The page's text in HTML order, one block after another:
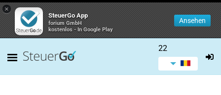
×
SteuerGo App
forium GmbH
kostenlos - In Google Play
Ansehen
22